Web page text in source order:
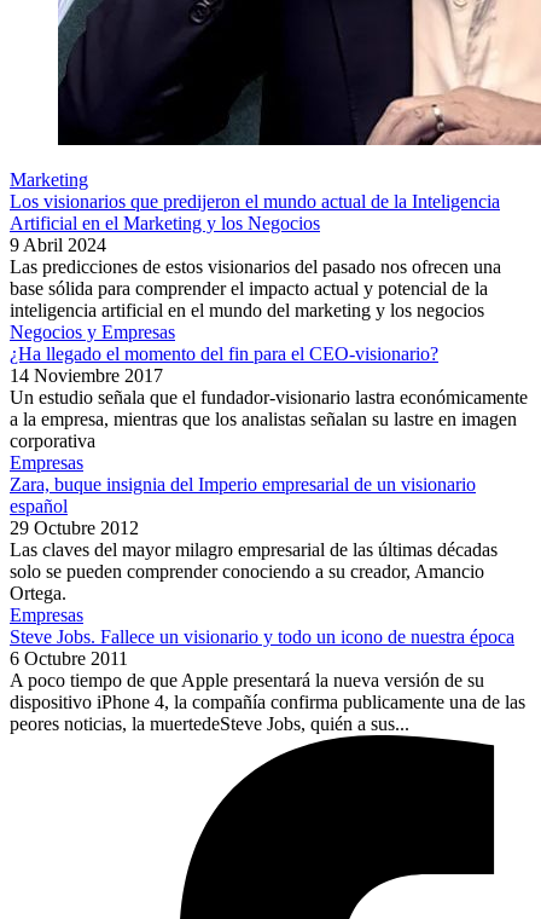
Marketing
Los visionarios que predijeron el mundo actual de la Inteligencia
Artificial en el Marketing y los Negocios
9 Abril 2024
Las predicciones de estos visionarios del pasado nos ofrecen una
base sólida para comprender el impacto actual y potencial de la
inteligencia artificial en el mundo del marketing y los negocios
Negocios y Empresas
¿Ha llegado el momento del fin para el CEO-visionario?
14 Noviembre 2017
Un estudio señala que el fundador-visionario lastra económicamente
a la empresa, mientras que los analistas señalan su lastre en imagen
corporativa
Empresas
Zara, buque insignia del Imperio empresarial de un visionario
español
29 Octubre 2012
Las claves del mayor milagro empresarial de las últimas décadas
solo se pueden comprender conociendo a su creador, Amancio
Ortega.
Empresas
Steve Jobs. Fallece un visionario y todo un icono de nuestra época
6 Octubre 2011
A poco tiempo de que Apple presentará la nueva versión de su
dispositivo iPhone 4, la compañía confirma publicamente una de las
peores noticias, la muertedeSteve Jobs, quién a sus...